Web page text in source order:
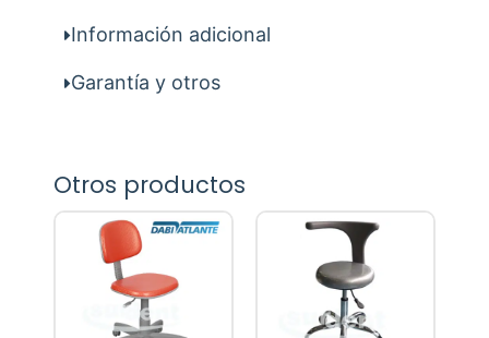
Información adicional
Garantía y otros
Otros productos